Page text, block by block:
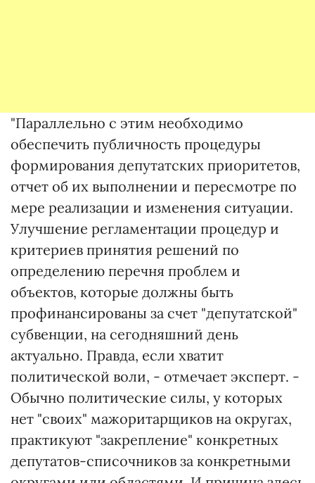
"Параллельно с этим необходимо
обеспечить публичность процедуры
формирования депутатских приоритетов,
отчет об их выполнении и пересмотре по
мере реализации и изменения ситуации.
Улучшение регламентации процедур и
критериев принятия решений по
определению перечня проблем и
объектов, которые должны быть
профинансированы за счет "депутатской"
субвенции, на сегодняшний день
актуально. Правда, если хватит
политической воли, - отмечает эксперт. -
Обычно политические силы, у которых
нет "своих" мажоритарщиков на округах,
практикуют "закрепление" конкретных
депутатов-списочников за конкретными